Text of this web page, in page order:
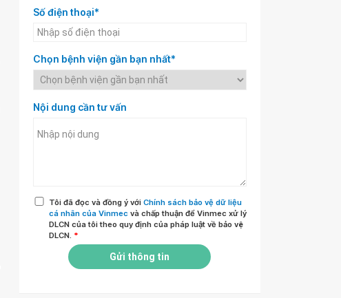
Số điện thoại*
Chọn bệnh viện gần bạn nhất*
Nội dung cần tư vấn
Tôi đã đọc và đồng ý với Chính sách bảo vệ dữ liệu
cá nhân của Vinmec và chấp thuận để Vinmec xử lý
DLCN của tôi theo quy định của pháp luật về bảo vệ
DLCN. *
Gửi thông tin